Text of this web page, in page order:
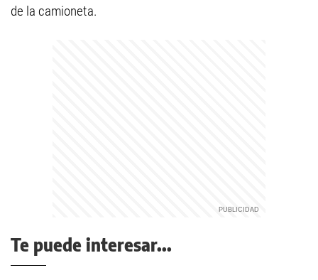
de la camioneta.
Te puede interesar...